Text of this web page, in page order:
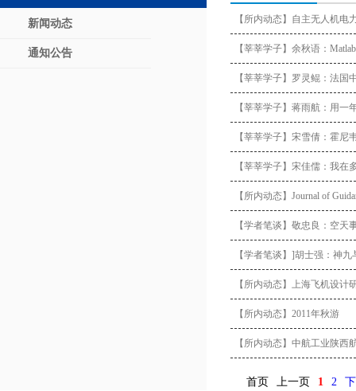
新闻动态
通知公告
【所内动态】自主无人机
【莘莘学子】余秋语：
【莘莘学子】罗灵鲲：法国
【莘莘学子】蒋雨航：用一
【莘莘学子】宋雪倩：霍尼
【莘莘学子】宋佳儒：我在
【所内动态】Journal of
【学者笔谈】敬忠良：空天
【学者笔谈】]胡士强：神
【所内动态】上海飞机设
【所内动态】2011年秋游
【所内动态】中航工业陕
首页 上一页 1 2